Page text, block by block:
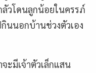
วโดนลูกน้อยในครรภ์
นนอกบ้านช่วงตัวเอง
ะมีเจ้าตัวเล็กแสน